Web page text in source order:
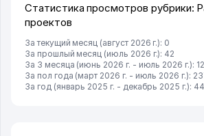
Статистика просмотров рубрики:
проектов
За текущий месяц (август 2026 г.): 0
За прошлый месяц (июль 2026 г.): 42
За 3 месяца (июнь 2026 г. - июль 2026 г.):
За пол года (март 2026 г. - июль 2026 г.):
За год (январь 2025 г. - декабрь 2025 г.):